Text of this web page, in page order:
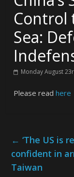
Control
Sea:
Monday August
Please readhere
← ‘The US is
confident in
Taiwan